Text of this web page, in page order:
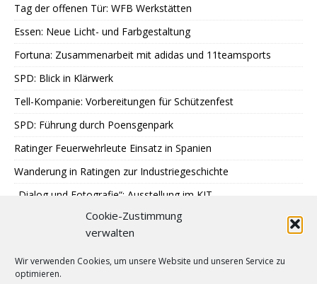
Cookie-Zustimmung
verwalten
Wir verwenden Cookies, um unsere Website und unseren Service zu
optimieren.
Tag der offenen Tür: WFB Werkstätten
Essen: Neue Licht- und Farbgestaltung
Fortuna: Zusammenarbeit mit adidas und 11teamsports
SPD: Blick in Klärwerk
Tell-Kompanie: Vorbereitungen für Schützenfest
SPD: Führung durch Poensgenpark
Ratinger Feuerwehrleute Einsatz in Spanien
Wanderung in Ratingen zur Industriegeschichte
„Dialog und Fotografie“: Ausstellung im KIT
Sondereinsatz der Polizei in Ratingen
Erstes Urteil gegen Betrügerbande
Möschesonntag: Bruderschaft beginnt Schützenfest